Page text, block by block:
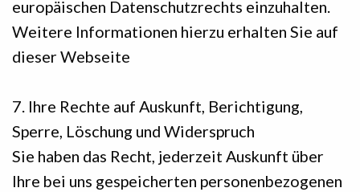
europäischen Datenschutzrechts einzuhalten.
Weitere Informationen hierzu erhalten Sie auf
dieser Webseite
7. Ihre Rechte auf Auskunft, Berichtigung,
Sperre, Löschung und Widerspruch
Sie haben das Recht, jederzeit Auskunft über
Ihre bei uns gespeicherten personenbezogenen